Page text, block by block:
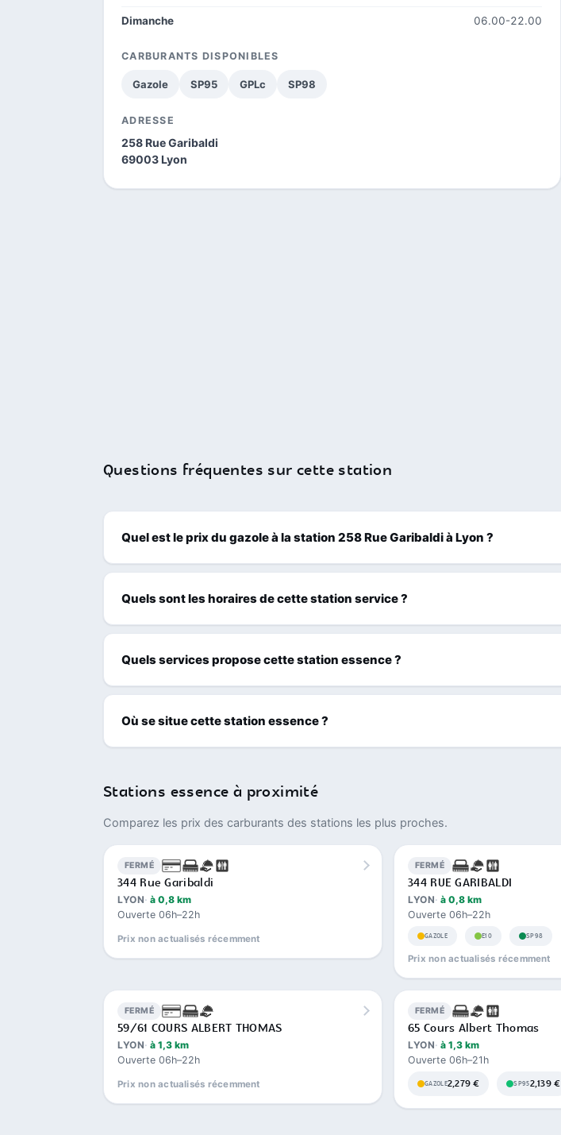
Dimanche 06.00-22.00
CARBURANTS DISPONIBLES
Gazole SP95 GPLc SP98
ADRESSE
258 Rue Garibaldi
69003 Lyon
Questions fréquentes sur cette station
Quel est le prix du gazole à la station 258 Rue Garibaldi à Lyon ?
Quels sont les horaires de cette station service ?
Quels services propose cette station essence ?
Où se situe cette station essence ?
Stations essence à proximité
Comparez les prix des carburants des stations les plus proches.
FERMÉ
344 Rue Garibaldi
LYON à 0,8 km
Ouverte 06h–22h
Prix non actualisés récemment
FERMÉ
344 RUE GARIBALDI
LYON à 0,8 km
Ouverte 06h–22h
GAZOLE E10 SP98
Prix non actualisés récemment
FERMÉ
59/61 COURS ALBERT THOMAS
LYON à 1,3 km
Ouverte 06h–22h
Prix non actualisés récemment
FERMÉ
65 Cours Albert Thomas
LYON à 1,3 km
Ouverte 06h–21h
GAZOLE2,279 € SP952,139 €